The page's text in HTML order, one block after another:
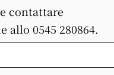
contattare
allo 0545 280864.